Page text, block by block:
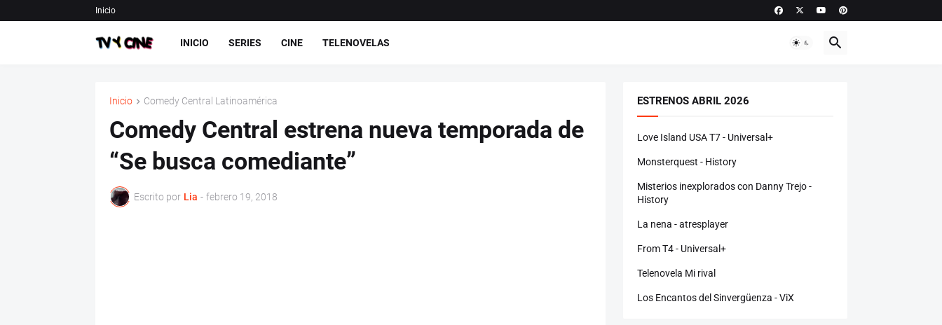
Inicio
INICIO SERIES CINE TELENOVELAS
Inicio Comedy Central Latinoamérica
Comedy Central estrena nueva temporada de
“Se busca comediante”
Escrito por Lia - febrero 19, 2018
ESTRENOS ABRIL 2026
Love Island USA T7 - Universal+
Monsterquest - History
Misterios inexplorados con Danny Trejo -
History
La nena - atresplayer
From T4 - Universal+
Telenovela Mi rival
Los Encantos del Sinvergüenza - ViX